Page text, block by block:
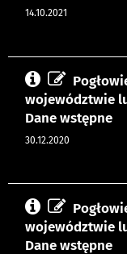
14.10.2021
województwie
Dane wstępne
30.12.2020
województwie
Dane wstępne